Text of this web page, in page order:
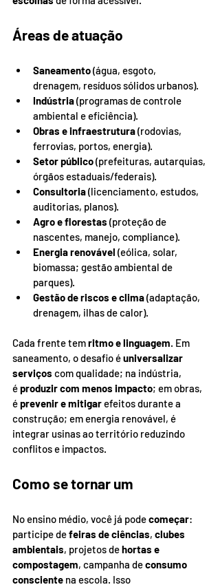
Áreas de atuação
Saneamento (água, esgoto,
drenagem, resíduos sólidos urbanos).
Indústria (programas de controle
ambiental e eficiência).
Obras e infraestrutura (rodovias,
ferrovias, portos, energia).
Setor público (prefeituras, autarquias,
órgãos estaduais/federais).
Consultoria (licenciamento, estudos,
auditorias, planos).
Agro e florestas (proteção de
nascentes, manejo, compliance).
Energia renovável (eólica, solar,
biomassa; gestão ambiental de
parques).
Gestão de riscos e clima (adaptação,
drenagem, ilhas de calor).
Cada frente tem ritmo e linguagem. Em
saneamento, o desafio é universalizar
serviços com qualidade; na indústria,
é produzir com menos impacto; em obras,
é prevenir e mitigar efeitos durante a
construção; em energia renovável, é
integrar usinas ao território reduzindo
conflitos e impactos.
Como se tornar um
No ensino médio, você já pode começar:
participe de feiras de ciências, clubes
ambientais, projetos de hortas e
compostagem, campanha de consumo
consciente na escola. Isso